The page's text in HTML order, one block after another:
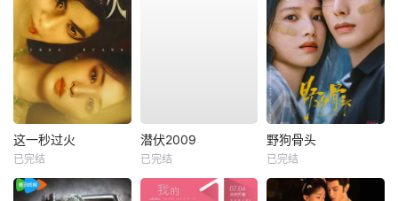
这一秒过火
已完结
潜伏2009
已完结
野狗骨头
已完结